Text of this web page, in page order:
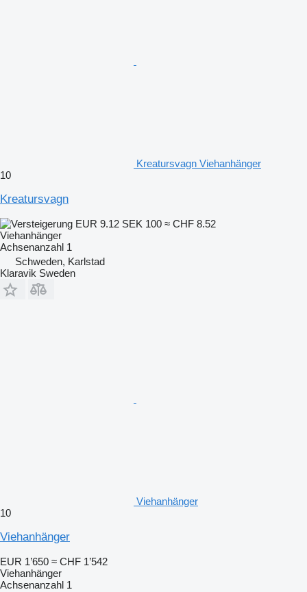
Kreatursvagn Viehanhänger
10
Kreatursvagn
EUR 9.12 SEK 100 ≈ CHF 8.52
Viehanhänger
Achsenanzahl 1
Schweden, Karlstad
Klaravik Sweden
Viehanhänger
10
Viehanhänger
EUR 1’650 ≈ CHF 1’542
Viehanhänger
Achsenanzahl 1